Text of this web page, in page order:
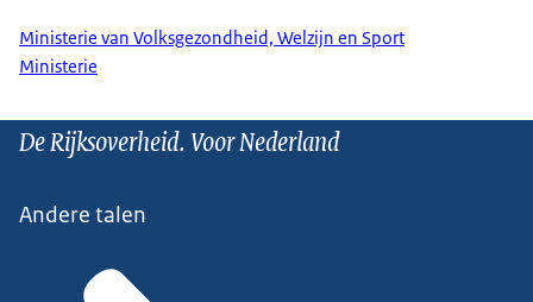
Ministerie van Volksgezondheid, Welzijn en Sport
Ministerie
De Rijksoverheid. Voor Nederland
Andere talen